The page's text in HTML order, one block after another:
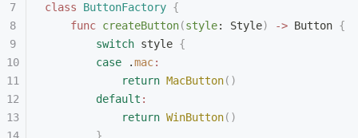
class ButtonFactory {
    func
createButton(style: Style) -> Button {
        switch
style {
        case
.mac:
            return
MacButton()
        default
:
            return
WinButton()